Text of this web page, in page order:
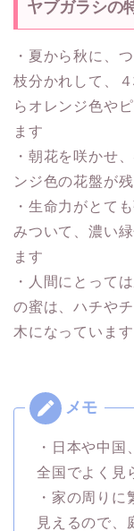
ヤブガラシの
・夏から秋に、
枝分かれして、
らオレンジ色や
ます
・朝花を咲かせ
ンジ色の花盤が
・生命力がとて
みついて、濃い
ます
・人間にとって
の蜜は、ハチや
木になっています
・日本や中
全国でよく見
・家の周りに
見えるので、